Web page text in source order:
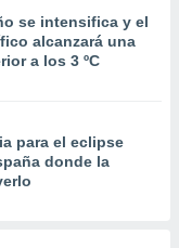
se intensifica y el
alcanzará una
a los 3 ºC
para el eclipse
donde la